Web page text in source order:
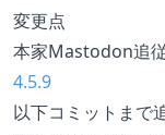
変更点
本家Mastodon追
4.5.9
以下コミットまで